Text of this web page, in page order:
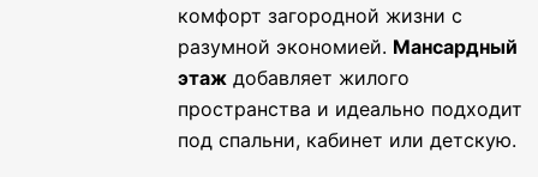
комфорт загородной жизни с
разумной экономией. Мансардный
этаж добавляет жилого
пространства и идеально подходит
под спальни, кабинет или детскую.